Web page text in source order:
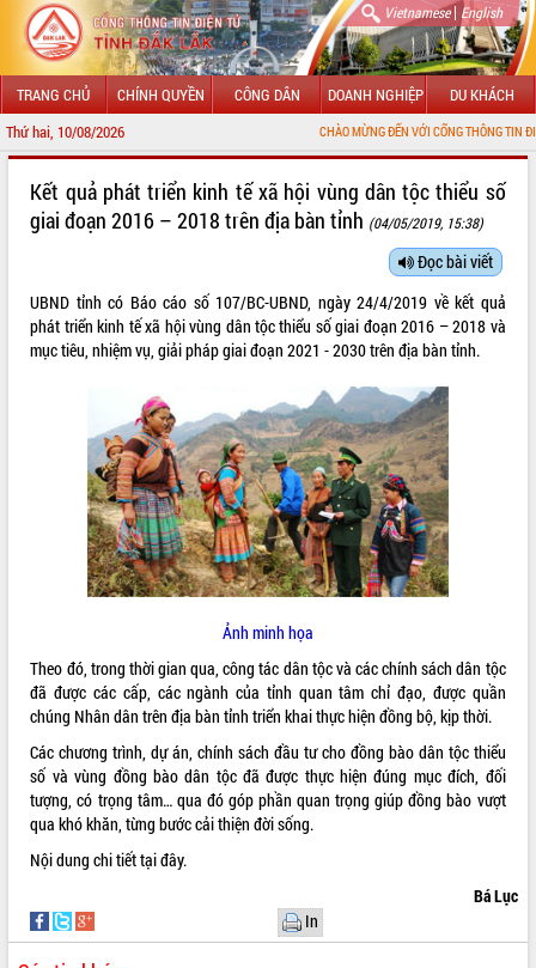
Vietnamese| English
TRANG CHỦ CHÍNH QUYỀN CÔNG DÂN DOANH NGHIỆP DU KHÁCH
Thứ hai, 10/08/2026 CHÀO MỪNG ĐẾN VỚI CỔNG THÔNG TIN ĐIỆN TỬ TỈNH
LÃNH ĐẠO UBND TỈNH
SỞ, BAN, NGÀNH
THÔNG TIN CHỈ ĐẠO ĐIỀU HÀNH
HỆ THỐNG VĂN BẢN
VĂN BẢN HĐND TỈNH
ĐIỂM TIN VĂN BẢN
Kết quả phát triển kinh tế xã hội vùng dân tộc thiểu số
giai đoạn 2016 – 2018 trên địa bàn tỉnh (04/05/2019, 15:38)
Đọc bài viết
UBND tỉnh có Báo cáo số 107/BC-UBND, ngày 24/4/2019 về kết quả
phát triển kinh tế xã hội vùng dân tộc thiểu số giai đoạn 2016 – 2018 và
mục tiêu, nhiệm vụ, giải pháp giai đoạn 2021 - 2030 trên địa bàn tỉnh.
Ảnh minh họa
Theo đó, trong thời gian qua, công tác dân tộc và các chính sách dân tộc
đã được các cấp, các ngành của tỉnh quan tâm chỉ đạo, được quần
chúng Nhân dân trên địa bàn tỉnh triển khai thực hiện đồng bộ, kịp thời.
Các chương trình, dự án, chính sách đầu tư cho đồng bào dân tộc thiểu
số và vùng đồng bào dân tộc đã được thực hiện đúng mục đích, đối
tượng, có trọng tâm… qua đó góp phần quan trọng giúp đồng bào vượt
qua khó khăn, từng bước cải thiện đời sống.
Nội dung chi tiếttại đây.
Bá Lục
In